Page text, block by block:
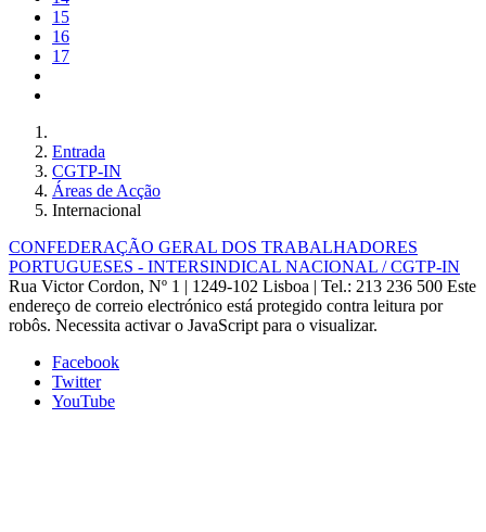
15
16
17
Entrada
CGTP-IN
Áreas de Acção
Internacional
CONFEDERAÇÃO GERAL DOS TRABALHADORES
PORTUGUESES - INTERSINDICAL NACIONAL / CGTP-IN
Rua Victor Cordon, Nº 1 | 1249-102 Lisboa | Tel.: 213 236 500 Este
endereço de correio electrónico está protegido contra leitura por
robôs. Necessita activar o JavaScript para o visualizar.
Facebook
Twitter
YouTube